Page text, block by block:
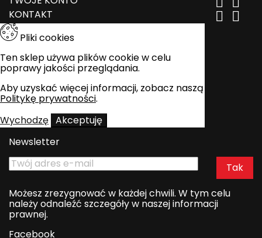
KONTAKT  
Pliki cookies
Ten sklep używa plików cookie w celu
poprawy jakości przeglądania.
Aby uzyskać więcej informacji, zobacz naszą
Politykę prywatności.
Wychodzę Akceptuję
Newsletter
Możesz zrezygnować w każdej chwili. W tym celu
należy odnaleźć szczegóły w naszej informacji
prawnej.
Facebook